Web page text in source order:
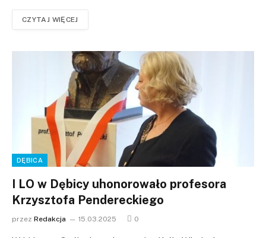
CZYTAJ WIĘCEJ
DĘBICA
I LO w Dębicy uhonorowało profesora
Krzysztofa Pendereckiego
przez Redakcja 15.03.2025 0